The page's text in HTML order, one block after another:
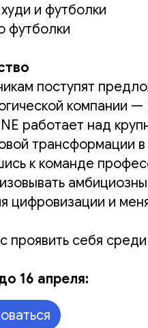
и футболки
футболки
поступят
компании —
работает над
трансформации в
к команде
цифровизации и
проявить себя
16 апреля: